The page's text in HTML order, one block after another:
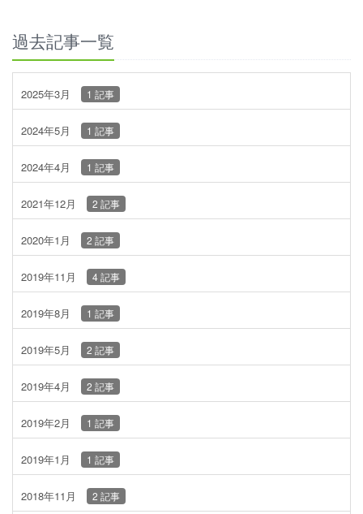
過去記事一覧
2025年3月 1 記事
2024年5月 1 記事
2024年4月 1 記事
2021年12月 2 記事
2020年1月 2 記事
2019年11月 4 記事
2019年8月 1 記事
2019年5月 2 記事
2019年4月 2 記事
2019年2月 1 記事
2019年1月 1 記事
2018年11月 2 記事